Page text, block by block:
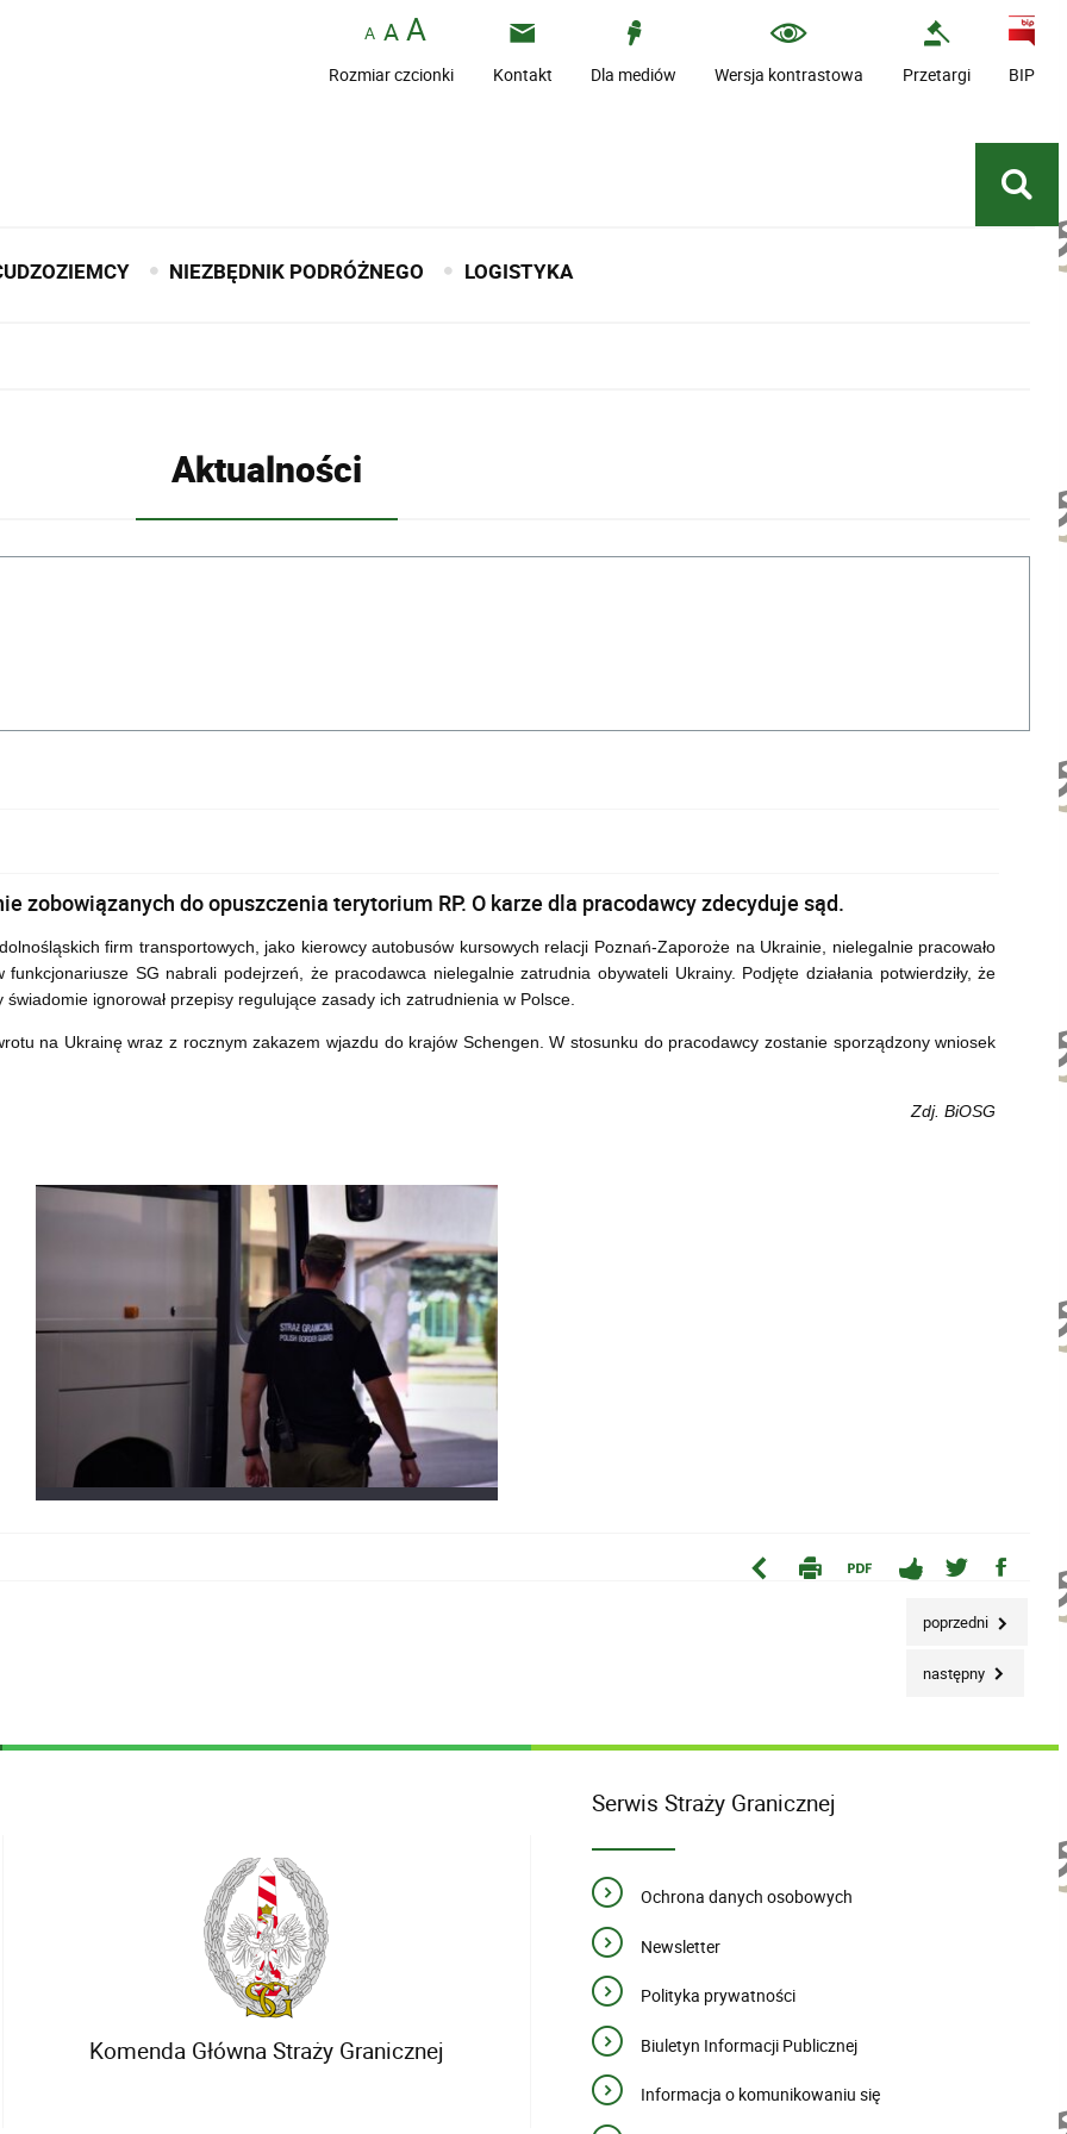
Rozmiar czcionki Kontakt Dla mediów Wersja kontrastowa Przetargi BIP
NIEZBĘDNIK PODRÓŻNEGO LOGISTYKA
Aktualności
zobowiązanych do opuszczenia terytorium RP. O karze dla pracodawcy zdecyduje sąd.
firm transportowych, jako kierowcy autobusów kursowych relacji Poznań-Zaporoże na Ukrainie, nielegalnie pracowało
SG nabrali podejrzeń, że pracodawca nielegalnie zatrudnia obywateli Ukrainy. Podjęte działania potwierdziły, że
ignorował przepisy regulujące zasady ich zatrudnienia w Polsce.
na Ukrainę wraz z rocznym zakazem wjazdu do krajów Schengen. W stosunku do pracodawcy zostanie sporządzony wniosek
Zdj. BiOSG
poprzedni
następny
Komenda Główna Straży Granicznej
Serwis Straży Granicznej
Ochrona danych osobowych
Newsletter
Polityka prywatności
Biuletyn Informacji Publicznej
Informacja o komunikowaniu się